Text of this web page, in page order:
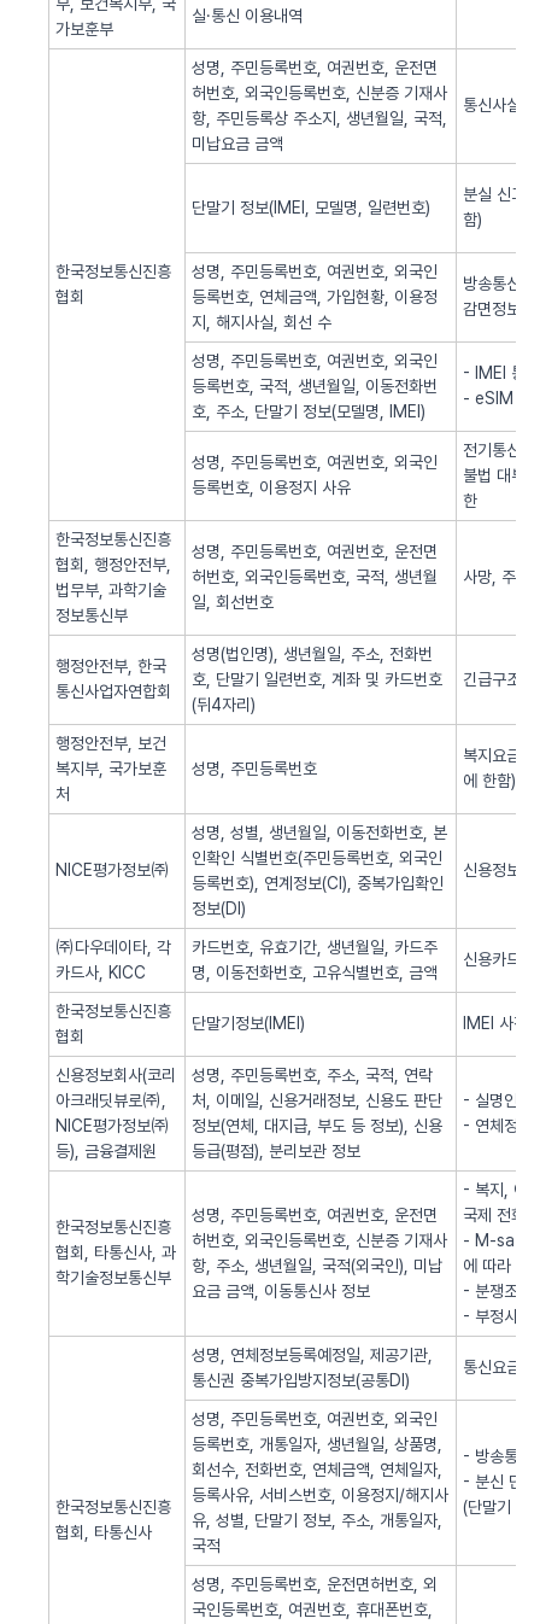
가보훈부
실·통신 이용내역
한국정보통신진흥
협회
성명, 주민등록번호, 여권번호, 운전면
허번호, 외국인등록번호, 신분증 기재사
항, 주민등록상 주소지, 생년월일, 국적,
미납요금 금액
통신사실
단말기 정보(IMEI, 모델명, 일련번호)
분실 신고
함)
성명, 주민등록번호, 여권번호, 외국인
등록번호, 연체금액, 가입현황, 이용정
지, 해지사실, 회선 수
방송통신
감면정보
성명, 주민등록번호, 여권번호, 외국인
등록번호, 국적, 생년월일, 이동전화번
호, 주소, 단말기 정보(모델명, IMEI)
- IMEI 통
- eSIM 동
성명, 주민등록번호, 여권번호, 외국인
등록번호, 이용정지 사유
전기통신
불법 대부
한
한국정보통신진흥
협회, 행정안전부,
법무부, 과학기술
정보통신부
성명, 주민등록번호, 여권번호, 운전면
허번호, 외국인등록번호, 국적, 생년월
일, 회선번호
사망, 주민
행정안전부, 한국
통신사업자연합회
성명(법인명), 생년월일, 주소, 전화번
호, 단말기 일련번호, 계좌 및 카드번호
(뒤4자리)
긴급구조(
행정안전부, 보건
복지부, 국가보훈
처
성명, 주민등록번호
복지요금
에 한함)
NICE평가정보㈜
성명, 성별, 생년월일, 이동전화번호, 본
인확인 식별번호(주민등록번호, 외국인
등록번호), 연계정보(CI), 중복가입확인
정보(DI)
신용정보
㈜다우데이타, 각
카드사, KICC
카드번호, 유효기간, 생년월일, 카드주
명, 이동전화번호, 고유식별번호, 금액
신용카드
한국정보통신진흥
협회
단말기정보(IMEI) IMEI 사전
신용정보회사(코리
아크래딧뷰로㈜,
NICE평가정보㈜
등), 금융결제원
성명, 주민등록번호, 주소, 국적, 연락
처, 이메일, 신용거래정보, 신용도 판단
정보(연체, 대지급, 부도 등 정보), 신용
등급(평점), 분리보관 정보
- 실명인증
- 연체정보
한국정보통신진흥
협회, 타통신사, 과
학기술정보통신부
성명, 주민등록번호, 여권번호, 운전면
허번호, 외국인등록번호, 신분증 기재사
항, 주소, 생년월일, 국적(외국인), 미납
요금 금액, 이동통신사 정보
- 복지, 이
국제 전화
- M-safer
에 따라
- 분쟁조정
- 부정사용
한국정보통신진흥
협회, 타통신사
성명, 연체정보등록예정일, 제공기관,
통신권 중복가입방지정보(공통DI)
통신요금
성명, 주민등록번호, 여권번호, 외국인
등록번호, 개통일자, 생년월일, 상품명,
회선수, 전화번호, 연체금액, 연체일자,
등록사유, 서비스번호, 이용정지/해지사
유, 성별, 단말기 정보, 주소, 개통일자,
국적
- 방송통신
- 분신 단
(단말기 분
성명, 주민등록번호, 운전면허번호, 외
국인등록번호, 여권번호, 휴대폰번호,